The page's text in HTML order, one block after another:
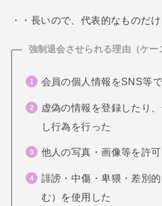
・・長いので、代表的なものだ
強制退会させられる理由（ケー
会員の個人情報をSNS等
虚偽の情報を登録したり
し行為を行った
他人の写真・画像等を許
誹謗・中傷・卑猥・差別
む）を使用した